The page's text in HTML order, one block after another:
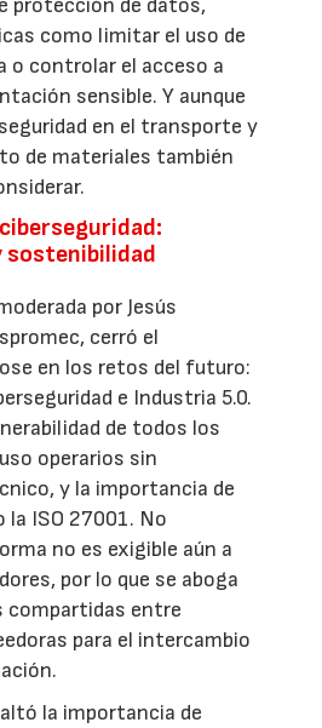
protección de datos,
como limitar el uso de
o controlar el acceso a
sensible. Y aunque
en el transporte y
de materiales también
por Jesús
cerró el
en los retos del futuro:
e Industria 5.0.
de todos los
operarios sin
y la importancia de
ISO 27001. No
no es exigible aún a
por lo que se aboga
compartidas entre
para el intercambio
la importancia de